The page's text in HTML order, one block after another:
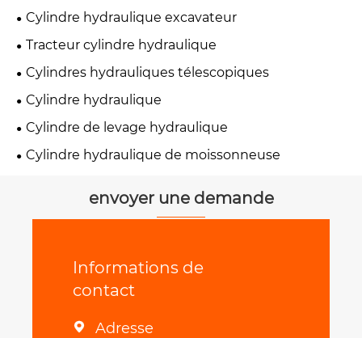
aérien
Cylindre hydraulique excavateur
Tracteur cylindre hydraulique
Cylindres hydrauliques télescopiques
Cylindre hydraulique
Cylindre de levage hydraulique
Cylindre hydraulique de moissonneuse
envoyer une demande
Informations de
contact
 Adresse